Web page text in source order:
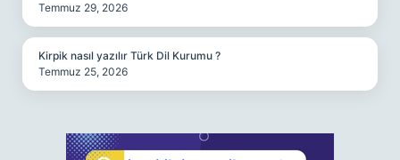
Temmuz 29, 2026
Kirpik nasıl yazılır Türk Dil Kurumu ?
Temmuz 25, 2026